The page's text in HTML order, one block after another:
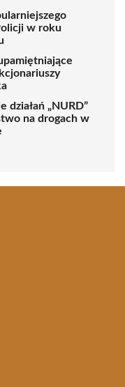
w roku
działań „NURD”
na drogach w